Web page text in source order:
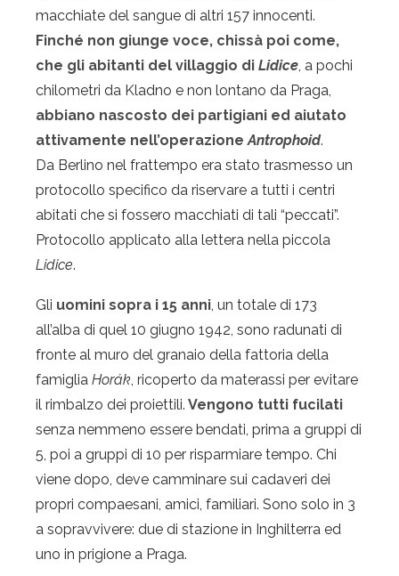
macchiate del sangue di altri 157 innocenti.
Finché non giunge voce, chissà poi come,
che gli abitanti del villaggio di Lidice , a pochi
chilometri da Kladno e non lontano da Praga,
abbiano nascosto dei partigiani ed aiutato
attivamente nell’operazione Antrophoid.
Da Berlino nel frattempo era stato trasmesso un
protocollo specifico da riservare a tutti i centri
abitati che si fossero macchiati di tali “peccati”.
Protocollo applicato alla lettera nella piccola
Lidice.
Gli uomini sopra i 15 anni , un totale di 173
all’alba di quel 10 giugno 1942, sono radunati di
fronte al muro del granaio della fattoria della
famiglia Horák , ricoperto da materassi per evitare
il rimbalzo dei proiettili. Vengono tutti fucilati
senza nemmeno essere bendati, prima a gruppi di
5, poi a gruppi di 10 per risparmiare tempo. Chi
viene dopo, deve camminare sui cadaveri dei
propri compaesani, amici, familiari. Sono solo in 3
a sopravvivere: due di stazione in Inghilterra ed
uno in prigione a Praga.